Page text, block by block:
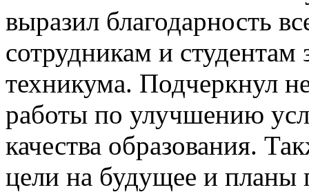
выразил благодарность
сотрудникам и студентам
техникума. Подчеркнул
работы по улучшению
качества образования.
цели на будущее и